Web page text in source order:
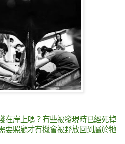
在岸上嗎？有些被發現時已經死掉
要照顧才有機會被野放回到屬於牠